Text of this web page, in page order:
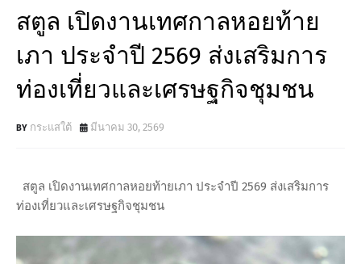
สตูล เปิดงานเทศกาลหอยท้าย
เภา ประจำปี 2569 ส่งเสริมการ
ท่องเที่ยวและเศรษฐกิจชุมชน
กระแสใต้ มีนาคม 30, 2569
สตูล เปิดงานเทศกาลหอยท้ายเภา ประจำปี 2569 ส่งเสริมการ
ท่องเที่ยวและเศรษฐกิจชุมชน